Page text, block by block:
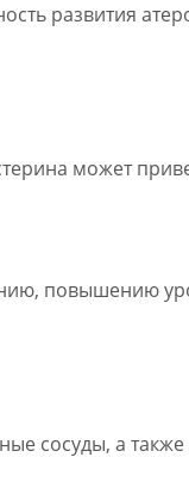
развития
может
повышению
сосуды, а